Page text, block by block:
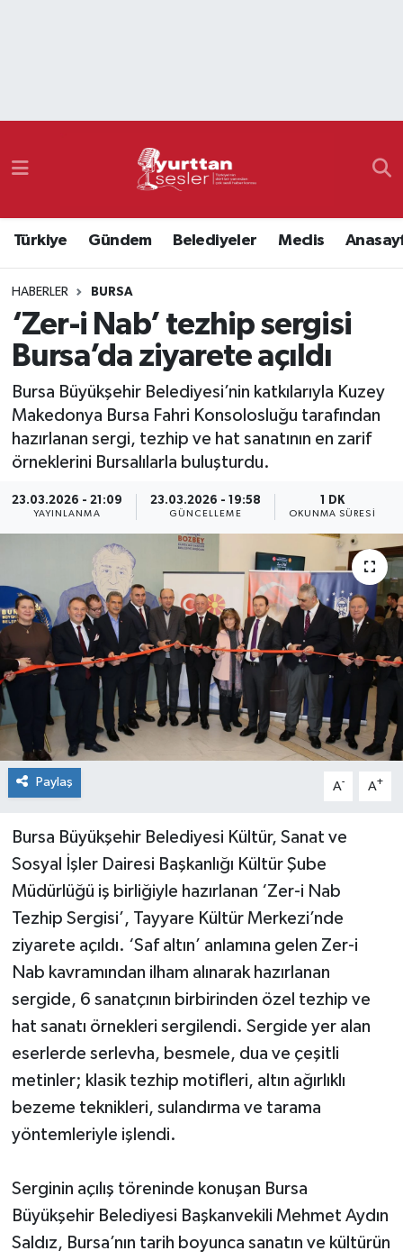
Türkiye Gündem Belediyeler Meclis
HABERLER BURSA
‘Zer-i Nab’ tezhip sergisi
Bursa’da ziyarete açıldı
Bursa Büyükşehir Belediyesi’nin katkılarıyla Kuzey
Makedonya Bursa Fahri Konsolosluğu tarafından
hazırlanan sergi, tezhip ve hat sanatının en zarif
örneklerini Bursalılarla buluşturdu.
23.03.2026 - 21:09
YAYINLANMA
23.03.2026 - 19:58
GÜNCELLEME
1 DK
OKUNMA SÜRESI
Paylaş A- A+
Bursa Büyükşehir Belediyesi Kültür, Sanat ve
Sosyal İşler Dairesi Başkanlığı Kültür Şube
Müdürlüğü iş birliğiyle hazırlanan ‘Zer-i Nab
Tezhip Sergisi’, Tayyare Kültür Merkezi’nde
ziyarete açıldı. ‘Saf altın’ anlamına gelen Zer-i
Nab kavramından ilham alınarak hazırlanan
sergide, 6 sanatçının birbirinden özel tezhip ve
hat sanatı örnekleri sergilendi. Sergide yer alan
eserlerde serlevha, besmele, dua ve çeşitli
metinler; klasik tezhip motifleri, altın ağırlıklı
bezeme teknikleri, sulandırma ve tarama
yöntemleriyle işlendi.
Serginin açılış töreninde konuşan Bursa
Büyükşehir Belediyesi Başkanvekili Mehmet Aydın
Saldız, Bursa’nın tarih boyunca sanatın ve kültürün
Namaz Vakitleri
Süper Lig Puan Durumu ve Fikstür
Tüm Manşetler
Son Dakika Haberleri
Haber Arşivi